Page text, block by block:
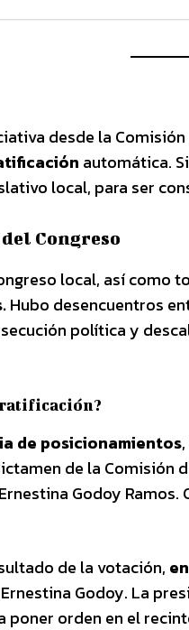
desde la
automática.
local, para ser
Congreso
local, así como
Hubo desencuentros
política y
ratificación?
de posicionamientos
de la
Godoy
de la votación,
Godoy. La
poner orden en el